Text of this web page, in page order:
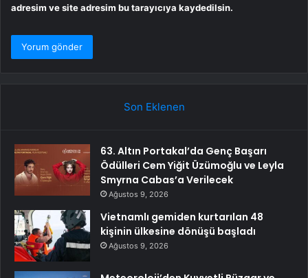
adresim ve site adresim bu tarayıcıya kaydedilsin.
Son Eklenen
63. Altın Portakal’da Genç Başarı
Ödülleri Cem Yiğit Üzümoğlu ve Leyla
Smyrna Cabas’a Verilecek
Ağustos 9, 2026
Vietnamlı gemiden kurtarılan 48
kişinin ülkesine dönüşü başladı
Ağustos 9, 2026